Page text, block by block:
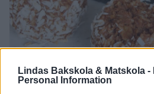
Lindas Bakskola & Matskola -
Personal Information